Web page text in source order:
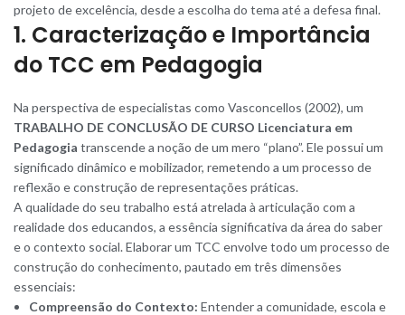
projeto de excelência, desde a escolha do tema até a defesa final.
1. Caracterização e Importância
do TCC em Pedagogia
Na perspectiva de especialistas como Vasconcellos (2002), um
TRABALHO DE CONCLUSÃO DE CURSO Licenciatura em
Pedagogia transcende a noção de um mero “plano”. Ele possui um
significado dinâmico e mobilizador, remetendo a um processo de
reflexão e construção de representações práticas.
A qualidade do seu trabalho está atrelada à articulação com a
realidade dos educandos, a essência significativa da área do saber
e o contexto social. Elaborar um TCC envolve todo um processo de
construção do conhecimento, pautado em três dimensões
essenciais:
Compreensão do Contexto: Entender a comunidade, escola e